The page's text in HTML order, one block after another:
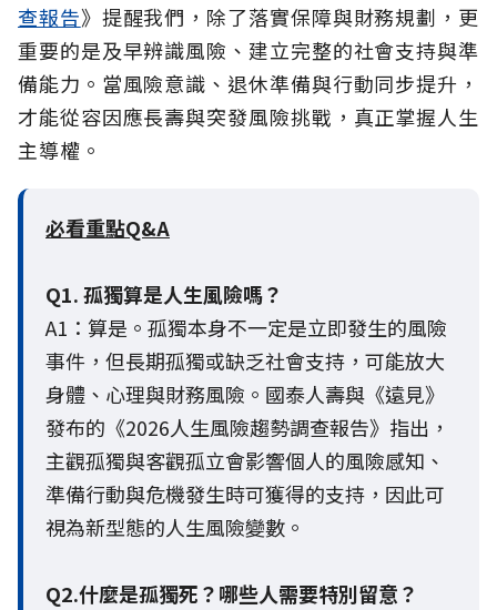
查報告》提醒我們，除了落實保障與財務規劃，更
重要的是及早辨識風險、建立完整的社會支持與準
備能力。當風險意識、退休準備與行動同步提升，
才能從容因應長壽與突發風險挑戰，真正掌握人生
主導權。
必看重點Q&A
Q1. 孤獨算是人生風險嗎？
A1：算是。孤獨本身不一定是立即發生的風險
事件，但長期孤獨或缺乏社會支持，可能放大
身體、心理與財務風險。國泰人壽與《遠見》
發布的《2026人生風險趨勢調查報告》指出，
主觀孤獨與客觀孤立會影響個人的風險感知、
準備行動與危機發生時可獲得的支持，因此可
視為新型態的人生風險變數。
Q2.什麼是孤獨死？哪些人需要特別留意？